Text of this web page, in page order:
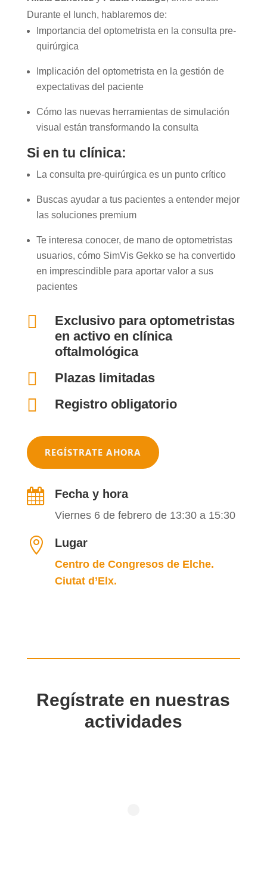
Durante el lunch, hablaremos de:
Importancia del optometrista en la consulta pre-
quirúrgica
Implicación del optometrista en la gestión de
expectativas del paciente
Cómo las nuevas herramientas de simulación
visual están transformando la consulta
Si en tu clínica:
La consulta pre-quirúrgica es un punto crítico
Buscas ayudar a tus pacientes a entender mejor
las soluciones premium
Te interesa conocer, de mano de optometristas
usuarios, cómo SimVis Gekko se ha convertido
en imprescindible para aportar valor a sus
pacientes

Exclusivo para optometristas
en activo en clínica
oftalmológica
 Plazas limitadas
 Registro obligatorio
REGÍSTRATE AHORA
 Fecha y hora
Viernes 6 de febrero de 13:30 a 15:30
 Lugar
Centro de Congresos de Elche.
Ciutat d’Elx.
Regístrate en nuestras
actividades